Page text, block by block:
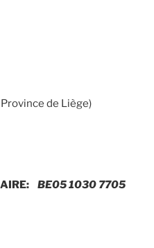
de Liège)
BE05 1030 7705